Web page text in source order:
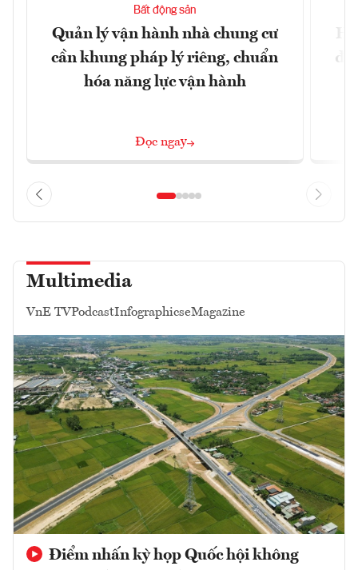
Bất động sản
Quản lý vận hành nhà chung cư
cần khung pháp lý riêng, chuẩn
hóa năng lực vận hành
Đọc ngay
Multimedia
VnE TVPodcastInfographicseMagazine
Điểm nhấn kỳ họp Quốc hội không